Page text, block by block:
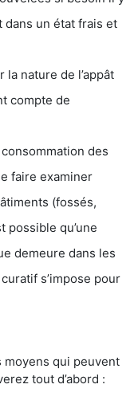
dans un état frais et
nature de l’appât
compte de
des
faire examiner
(fossés,
possible qu’une
demeure dans les
s’impose pour
moyens qui peuvent
tout d’abord :